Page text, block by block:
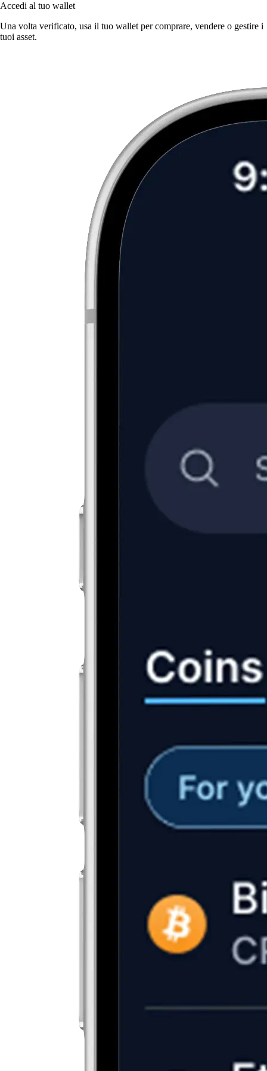
Accedi al tuo wallet
Una volta verificato, usa il tuo wallet per comprare, vendere o gestire i
tuoi asset.